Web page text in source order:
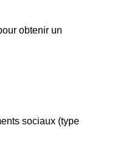
obtenir un
sociaux (type